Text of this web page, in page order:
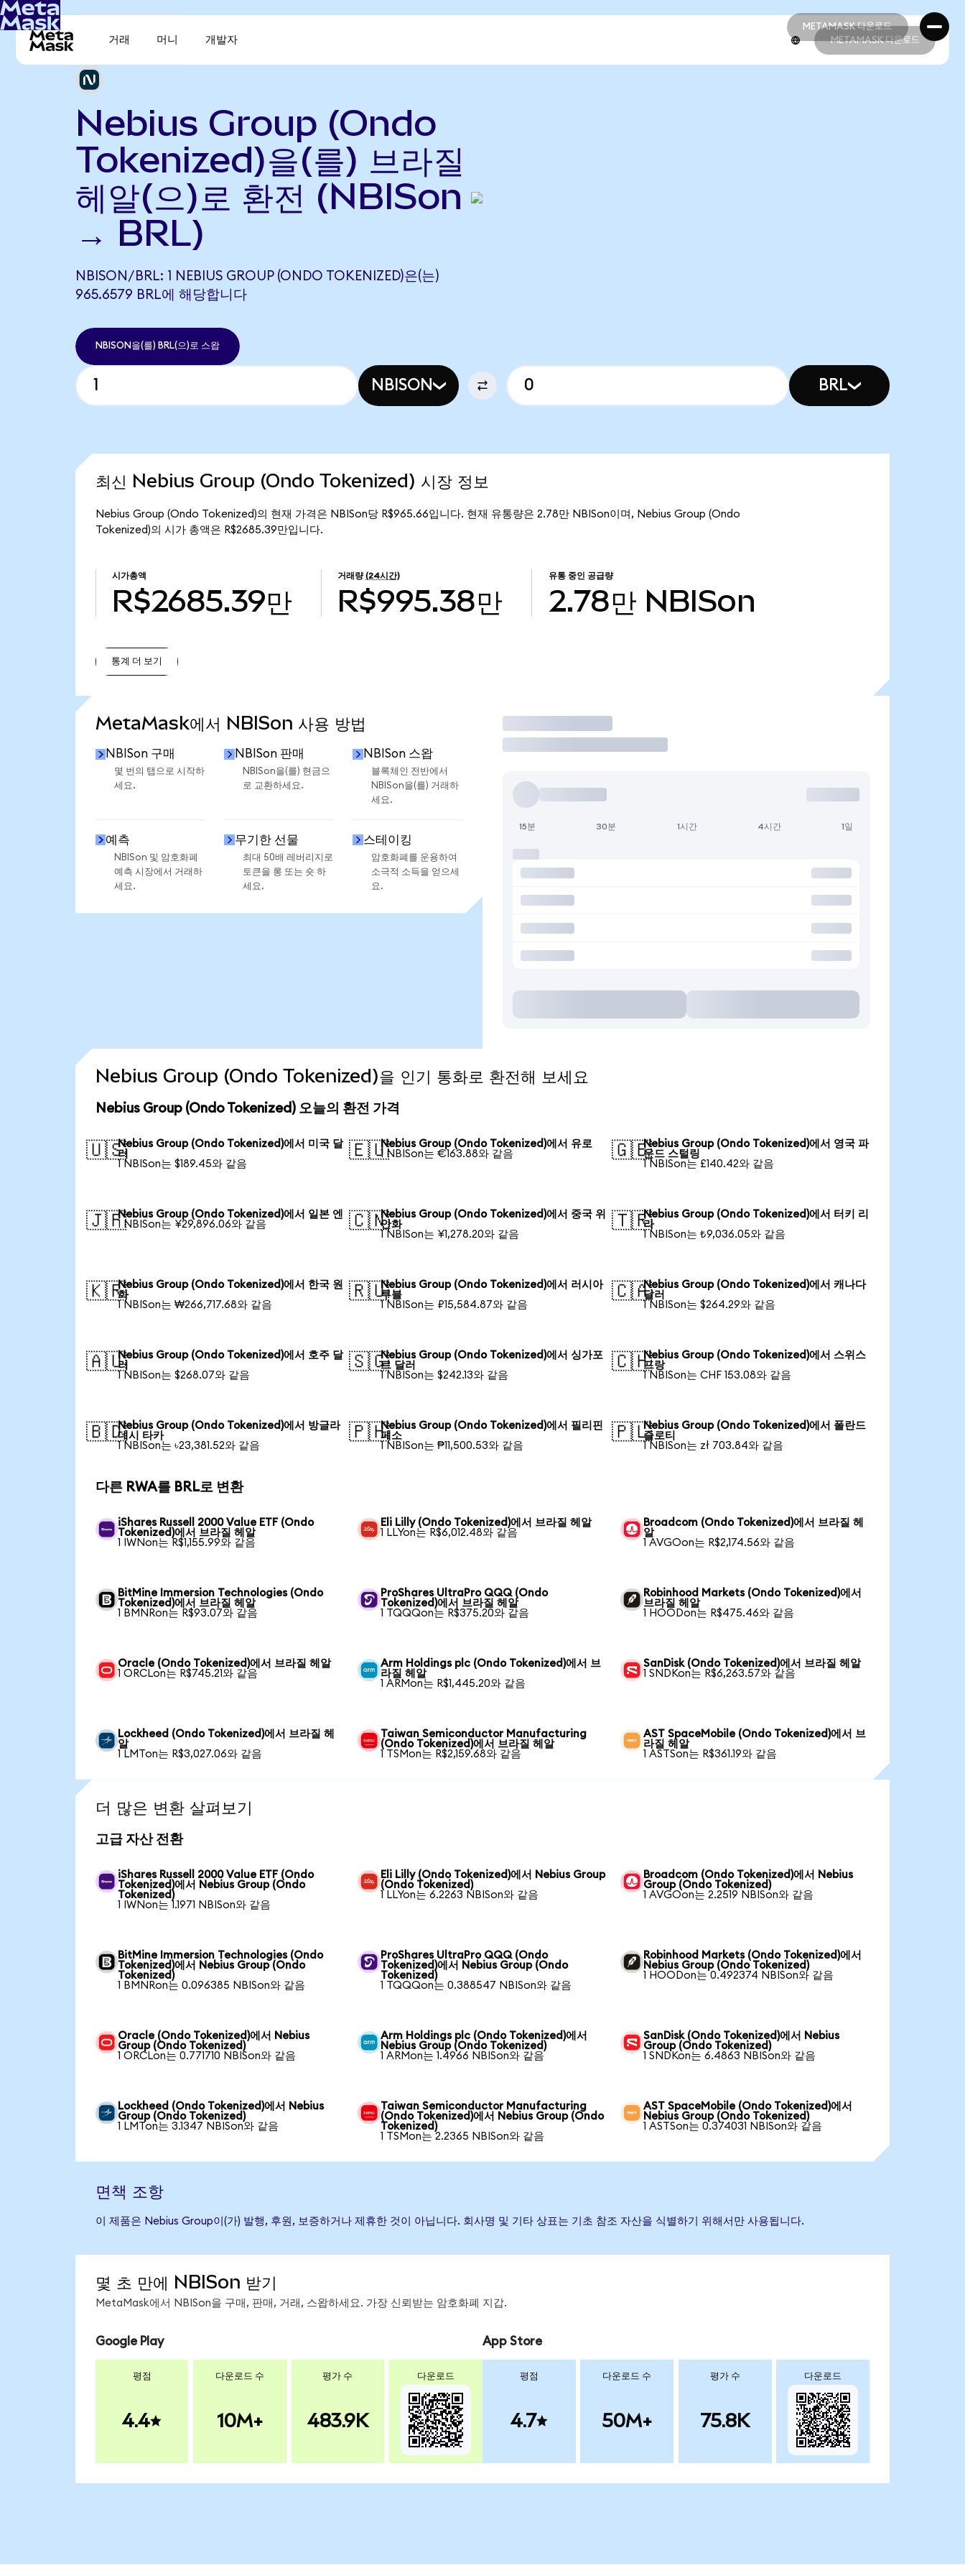
METAMASK 다운로드
METAMASK 다운로드
거래 머니 개발자 METAMASK 다운로드
Nebius Group (Ondo
Tokenized)을(를) 브라질
헤알(으)로 환전 (NBISon
→ BRL)
NBISON/BRL: 1 NEBIUS GROUP (ONDO TOKENIZED)은(는)
965.6579 BRL에 해당합니다
NBISON을(를) BRL(으)로 스왑
NBISON BRL
최신 Nebius Group (Ondo Tokenized) 시장 정보
Nebius Group (Ondo Tokenized)의 현재 가격은 NBISon당 R$965.66입니다. 현재 유통량은 2.78만 NBISon이며, Nebius Group (Ondo
Tokenized)의 시가 총액은 R$2685.39만입니다.
시가총액
R$2685.39만
거래량 (24시간)
R$995.38만
유통 중인 공급량
2.78만 NBISon
통계 더 보기
MetaMask에서 NBISon 사용 방법
NBISon 구매
몇 번의 탭으로 시작하
세요.
NBISon 판매
NBISon을(를) 현금으
로 교환하세요.
NBISon 스왑
블록체인 전반에서
NBISon을(를) 거래하
세요.
예측
NBISon 및 암호화폐
예측 시장에서 거래하
세요.
무기한 선물
최대 50배 레버리지로
토큰을 롱 또는 숏 하
세요.
스테이킹
암호화폐를 운용하여
소극적 소득을 얻으세
요.
거래
15분 30분 1시간 4시간 1일
Nebius Group (Ondo Tokenized)을 인기 통화로 환전해 보세요
Nebius Group (Ondo Tokenized) 오늘의 환전 가격
🇺🇸Nebius Group (Ondo Tokenized)에서 미국 달
러
1 NBISon는 $189.45와 같음
🇪🇺Nebius Group (Ondo Tokenized)에서 유로
1 NBISon는 €163.88와 같음
🇬🇧Nebius Group (Ondo Tokenized)에서 영국 파
운드 스털링
1 NBISon는 £140.42와 같음
🇯🇵Nebius Group (Ondo Tokenized)에서 일본 엔
1 NBISon는 ¥29,896.06와 같음
🇨🇳Nebius Group (Ondo Tokenized)에서 중국 위
안화
1 NBISon는 ¥1,278.20와 같음
🇹🇷Nebius Group (Ondo Tokenized)에서 터키 리
라
1 NBISon는 ₺9,036.05와 같음
🇰🇷Nebius Group (Ondo Tokenized)에서 한국 원
화
1 NBISon는 ₩266,717.68와 같음
🇷🇺Nebius Group (Ondo Tokenized)에서 러시아
루블
1 NBISon는 ₽15,584.87와 같음
🇨🇦Nebius Group (Ondo Tokenized)에서 캐나다
달러
1 NBISon는 $264.29와 같음
🇦🇺Nebius Group (Ondo Tokenized)에서 호주 달
러
1 NBISon는 $268.07와 같음
🇸🇬Nebius Group (Ondo Tokenized)에서 싱가포
르 달러
1 NBISon는 $242.13와 같음
🇨🇭Nebius Group (Ondo Tokenized)에서 스위스
프랑
1 NBISon는 CHF 153.08와 같음
🇧🇩Nebius Group (Ondo Tokenized)에서 방글라
데시 타카
1 NBISon는 ৳23,381.52와 같음
🇵🇭Nebius Group (Ondo Tokenized)에서 필리핀
페소
1 NBISon는 ₱11,500.53와 같음
🇵🇱Nebius Group (Ondo Tokenized)에서 폴란드
즐로티
1 NBISon는 zł 703.84와 같음
다른 RWA를 BRL로 변환
iShares Russell 2000 Value ETF (Ondo
Tokenized)에서 브라질 헤알
1 IWNon는 R$1,155.99와 같음
Eli Lilly (Ondo Tokenized)에서 브라질 헤알
1 LLYon는 R$6,012.48와 같음
Broadcom (Ondo Tokenized)에서 브라질 헤
알
1 AVGOon는 R$2,174.56와 같음
BitMine Immersion Technologies (Ondo
Tokenized)에서 브라질 헤알
1 BMNRon는 R$93.07와 같음
ProShares UltraPro QQQ (Ondo
Tokenized)에서 브라질 헤알
1 TQQQon는 R$375.20와 같음
Robinhood Markets (Ondo Tokenized)에서
브라질 헤알
1 HOODon는 R$475.46와 같음
Oracle (Ondo Tokenized)에서 브라질 헤알
1 ORCLon는 R$745.21와 같음
Arm Holdings plc (Ondo Tokenized)에서 브
라질 헤알
1 ARMon는 R$1,445.20와 같음
SanDisk (Ondo Tokenized)에서 브라질 헤알
1 SNDKon는 R$6,263.57와 같음
Lockheed (Ondo Tokenized)에서 브라질 헤
알
1 LMTon는 R$3,027.06와 같음
Taiwan Semiconductor Manufacturing
(Ondo Tokenized)에서 브라질 헤알
1 TSMon는 R$2,159.68와 같음
AST SpaceMobile (Ondo Tokenized)에서 브
라질 헤알
1 ASTSon는 R$361.19와 같음
더 많은 변환 살펴보기
고급 자산 전환
iShares Russell 2000 Value ETF (Ondo
Tokenized)에서 Nebius Group (Ondo
Tokenized)
1 IWNon는 1.1971 NBISon와 같음
Eli Lilly (Ondo Tokenized)에서 Nebius Group
(Ondo Tokenized)
1 LLYon는 6.2263 NBISon와 같음
Broadcom (Ondo Tokenized)에서 Nebius
Group (Ondo Tokenized)
1 AVGOon는 2.2519 NBISon와 같음
BitMine Immersion Technologies (Ondo
Tokenized)에서 Nebius Group (Ondo
Tokenized)
1 BMNRon는 0.096385 NBISon와 같음
ProShares UltraPro QQQ (Ondo
Tokenized)에서 Nebius Group (Ondo
Tokenized)
1 TQQQon는 0.388547 NBISon와 같음
Robinhood Markets (Ondo Tokenized)에서
Nebius Group (Ondo Tokenized)
1 HOODon는 0.492374 NBISon와 같음
Oracle (Ondo Tokenized)에서 Nebius
Group (Ondo Tokenized)
1 ORCLon는 0.771710 NBISon와 같음
Arm Holdings plc (Ondo Tokenized)에서
Nebius Group (Ondo Tokenized)
1 ARMon는 1.4966 NBISon와 같음
SanDisk (Ondo Tokenized)에서 Nebius
Group (Ondo Tokenized)
1 SNDKon는 6.4863 NBISon와 같음
Lockheed (Ondo Tokenized)에서 Nebius
Group (Ondo Tokenized)
1 LMTon는 3.1347 NBISon와 같음
Taiwan Semiconductor Manufacturing
(Ondo Tokenized)에서 Nebius Group (Ondo
Tokenized)
1 TSMon는 2.2365 NBISon와 같음
AST SpaceMobile (Ondo Tokenized)에서
Nebius Group (Ondo Tokenized)
1 ASTSon는 0.374031 NBISon와 같음
면책 조항
이 제품은 Nebius Group이(가) 발행, 후원, 보증하거나 제휴한 것이 아닙니다. 회사명 및 기타 상표는 기초 참조 자산을 식별하기 위해서만 사용됩니다.
몇 초 만에 NBISon 받기
MetaMask에서 NBISon을 구매, 판매, 거래, 스왑하세요. 가장 신뢰받는 암호화폐 지갑.
Google Play
평점
4.4
다운로드 수
10M+
평가 수
483.9K
다운로드
App Store
평점
4.7
다운로드 수
50M+
평가 수
75.8K
다운로드